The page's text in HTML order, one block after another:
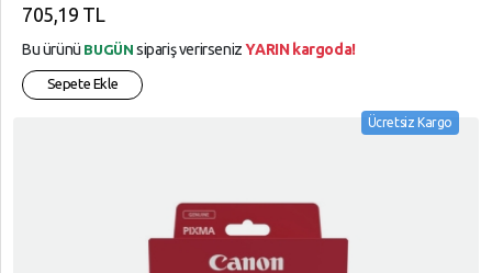
705,19 TL
Bu ürünü BUGÜN sipariş verirsenizYARIN kargoda!
Sepete Ekle
Ücretsiz Kargo